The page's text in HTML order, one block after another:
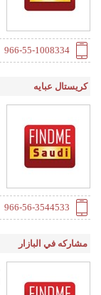
966-55-1008334
كريستال عبايه
966-56-3544533
مشاركه في البازار